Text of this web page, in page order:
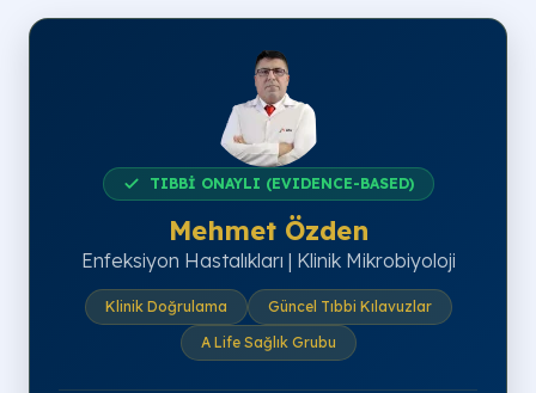
TIBBİ ONAYLI (EVIDENCE-BASED)
Mehmet Özden
Enfeksiyon Hastalıkları | Klinik Mikrobiyoloji
Klinik Doğrulama
Güncel Tıbbi Kılavuzlar
A Life Sağlık Grubu